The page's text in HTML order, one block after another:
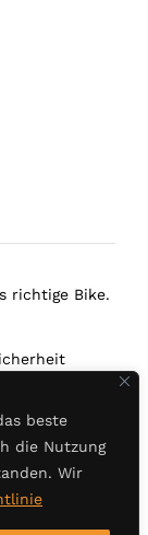
beste
die Nutzung
Wir
richtige Bike.